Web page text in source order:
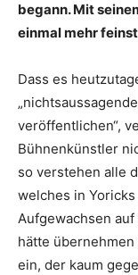
begann. Mit
einmal mehr
Dass es
veröffentlichen“,
Bühnenkünstler
so verstehen alle
welches in
Aufgewachsen
hätte
ein, der kaum